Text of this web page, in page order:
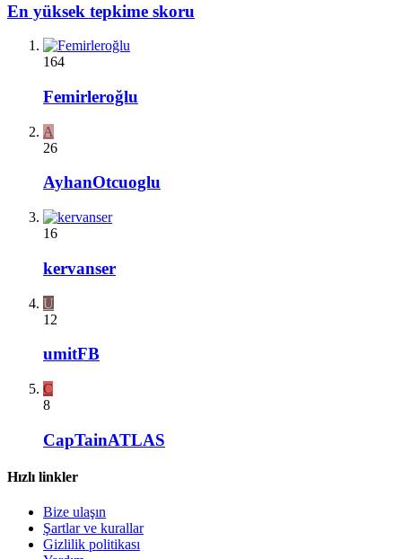
En yüksek tepkime skoru
164
Femirleroğlu
A
26
AyhanOtcuoglu
16
kervanser
U
12
umitFB
C
8
CapTainATLAS
Hızlı linkler
Bize ulaşın
Şartlar ve kurallar
Gizlilik politikası